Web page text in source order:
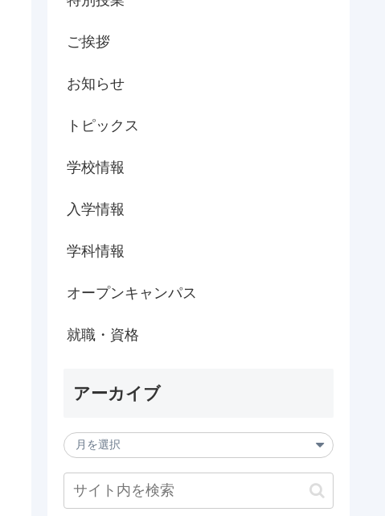
ご挨拶
お知らせ
トピックス
学校情報
入学情報
学科情報
オープンキャンパス
就職・資格
アーカイブ